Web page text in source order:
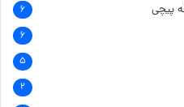
پیچی ۶
۶
۵
۲